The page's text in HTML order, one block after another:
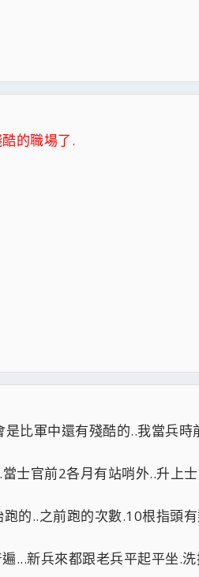
的職場了.
是比軍中還有殘酷的..我當兵
士官前2各月有站哨外..升上
的..之前跑的次數.10根指頭有
...新兵來都跟老兵平起平坐.